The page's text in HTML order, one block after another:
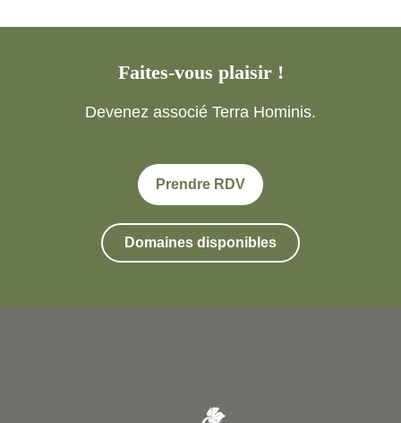
Faites-vous plaisir !
Devenez associé Terra Hominis.
Prendre RDV
Domaines disponibles